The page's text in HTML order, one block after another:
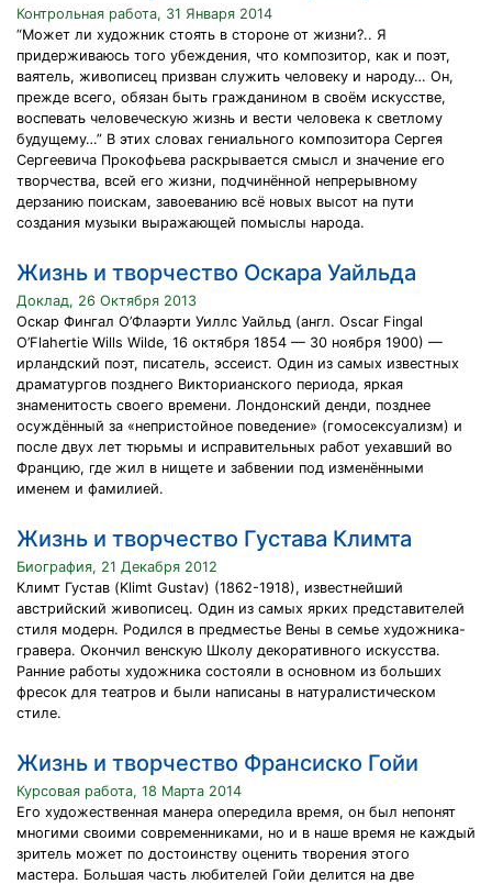
Контрольная работа, 31 Января 2014
“Может ли художник стоять в стороне от жизни?.. Я
придерживаюсь того убеждения, что композитор, как и поэт,
ваятель, живописец призван служить человеку и народу… Он,
прежде всего, обязан быть гражданином в своём искусстве,
воспевать человеческую жизнь и вести человека к светлому
будущему…” В этих словах гениального композитора Сергея
Сергеевича Прокофьева раскрывается смысл и значение его
творчества, всей его жизни, подчинённой непрерывному
дерзанию поискам, завоеванию всё новых высот на пути
создания музыки выражающей помыслы народа.
Жизнь и творчество Оскара Уайльда
Доклад, 26 Октября 2013
Оскар Фингал О’Флаэрти Уиллс Уайльд (англ. Oscar Fingal
O’Flahertie Wills Wilde, 16 октября 1854 — 30 ноября 1900) —
ирландский поэт, писатель, эссеист. Один из самых известных
драматургов позднего Викторианского периода, яркая
знаменитость своего времени. Лондонский денди, позднее
осуждённый за «непристойное поведение» (гомосексуализм) и
после двух лет тюрьмы и исправительных работ уехавший во
Францию, где жил в нищете и забвении под изменёнными
именем и фамилией.
Жизнь и творчество Густава Климта
Биография, 21 Декабря 2012
Климт Густав (Klimt Gustav) (1862-1918), известнейший
австрийский живописец. Один из самых ярких представителей
стиля модерн. Родился в предместье Вены в семье художника-
гравера. Окончил венскую Школу декоративного искусства.
Ранние работы художника состояли в основном из больших
фресок для театров и были написаны в натуралистическом
стиле.
Жизнь и творчество Франсиско Гойи
Курсовая работа, 18 Марта 2014
Его художественная манера опередила время, он был непонят
многими своими современниками, но и в наше время не каждый
зритель может по достоинству оценить творения этого
мастера. Большая часть любителей Гойи делится на две